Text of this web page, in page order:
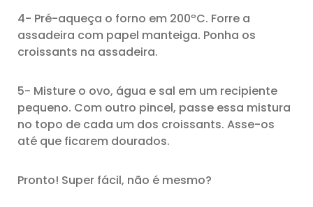
4- Pré-aqueça o forno em 200ºC. Forre a
assadeira com papel manteiga. Ponha os
croissants na assadeira.
5- Misture o ovo, água e sal em um recipiente
pequeno. Com outro pincel, passe essa mistura
no topo de cada um dos croissants. Asse-os
até que ficarem dourados.
Pronto! Super fácil, não é mesmo?